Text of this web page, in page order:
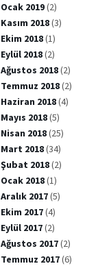
Ocak 2019(2)
Kasım 2018(3)
Ekim 2018(1)
Eylül 2018(2)
Ağustos 2018(2)
Temmuz 2018(2)
Haziran 2018(4)
Mayıs 2018(5)
Nisan 2018(25)
Mart 2018(34)
Şubat 2018(2)
Ocak 2018(1)
Aralık 2017(5)
Ekim 2017(4)
Eylül 2017(2)
Ağustos 2017(2)
Temmuz 2017(6)